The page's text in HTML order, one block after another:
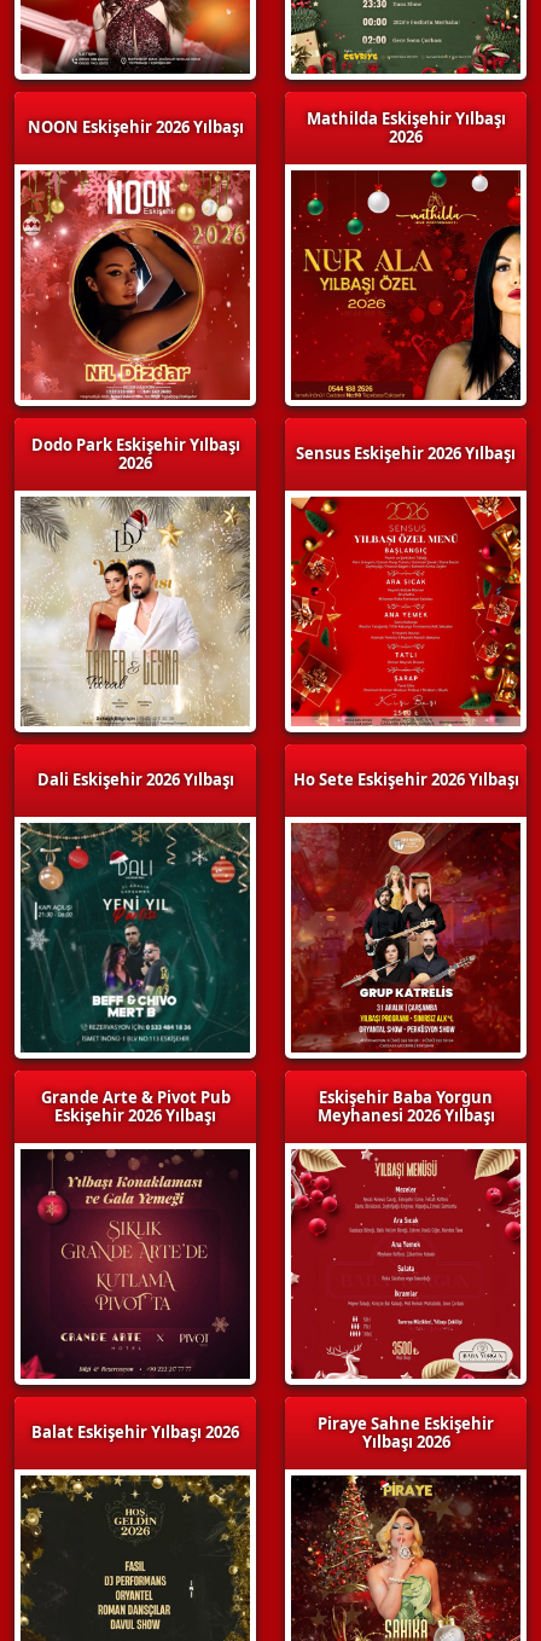
NOON Eskişehir 2026 Yılbaşı
Dodo Park Eskişehir Yılbaşı
2026
Dali Eskişehir 2026 Yılbaşı
Grande Arte & Pivot Pub
Eskişehir 2026 Yılbaşı
Balat Eskişehir Yılbaşı 2026
Mathilda Eskişehir Yılbaşı
2026
Sensus Eskişehir 2026 Yılbaşı
Ho Sete Eskişehir 2026 Yılbaşı
Eskişehir Baba Yorgun
Meyhanesi 2026 Yılbaşı
Piraye Sahne Eskişehir
Yılbaşı 2026